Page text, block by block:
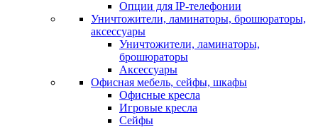
Опции для IP-телефонии
Уничтожители, ламинаторы, брошюраторы,
аксессуары
Уничтожители, ламинаторы,
брошюраторы
Аксессуары
Офисная мебель, сейфы, шкафы
Офисные кресла
Игровые кресла
Сейфы